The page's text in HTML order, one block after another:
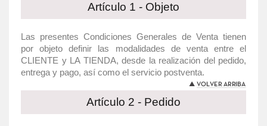
Artículo 1 - Objeto
Las presentes Condiciones Generales de Venta tienen
por objeto definir las modalidades de venta entre el
CLIENTE y LA TIENDA, desde la realización del pedido,
entrega y pago, así como el servicio postventa.
Artículo 2 - Pedido